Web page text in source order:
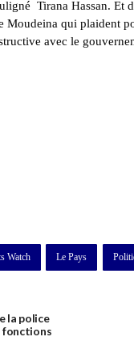
Tirana Hassan. Et
Moudeina qui plaident
avec le
Watch Le Pays
la police
fonctions